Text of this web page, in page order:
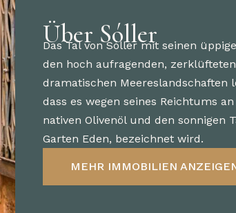
Über Sóller
Das Tal von Sóller mit seinen
den hoch aufragenden,
dramatischen Meereslandschaften
dass es wegen seines Reichtums
nativen Olivenöl und den sonnigen
Garten Eden, bezeichnet wird.
MEHR IMMOBILIEN